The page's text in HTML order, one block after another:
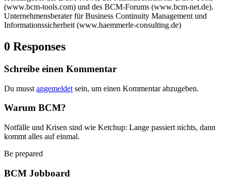
(www.bcm-tools.com) und des BCM-Forums (www.bcm-net.de).
Unternehmensberater für Business Continuity Management und
Informationssicherheit (www.haemmerle-consulting.de)
0 Responses
Schreibe einen Kommentar
Du musst angemeldet sein, um einen Kommentar abzugeben.
Warum BCM?
Notfälle und Krisen sind wie Ketchup: Lange passiert nichts, dann
kommt alles auf einmal.
Be prepared
BCM Jobboard